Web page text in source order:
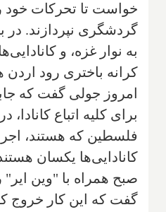
خواست تا تحرکات خود
گردشگری نپردازند. در
به نوار غزه، و
کرانه باختری رود اردن
امروز جولی گفت که
برای کلیه اتباع
فلسطین که هستند،
کانادایی‌ها یکسان
صبح همراه با "وین ایر"
گفت که این کار خروج